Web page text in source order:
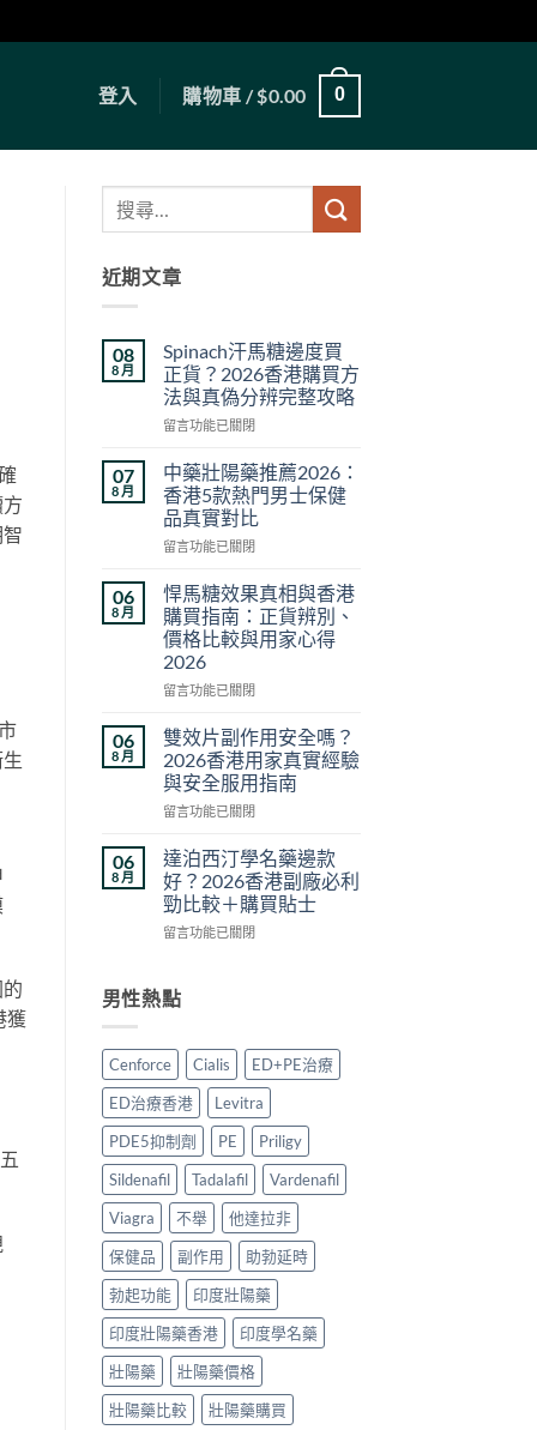
登入 購物車 /$0.00 0
獲
近期文章
08
8 月
Spinach汗馬糖邊度買
正貨？2026香港購買方
法與真偽分辨完整攻略
在
汗
馬
糖
邊
度
正
貨？
2026
香
港
購
方
法
與
真
偽
辨
完
整
攻
略〉
留言功能已關閉
07
8 月
中藥壯陽藥推薦2026：
香港5款熱門男士保健
品真實對比
在
藥
壯
陽
藥
推
薦
香
港
5
款
熱
男
士
保
健
品
對
比〉
留言功能已關閉
06
8 月
悍馬糖效果真相與香港
購買指南：正貨辨別、
價格比較與用家心得
2026
在
馬
糖
效
果
真
與
香
港
購
買
正
別、
價
格
比
較
與
用
家
得
2026〉
中
留言功能已關閉
06
8 月
雙效片副作用安全嗎？
2026香港用家真實經驗
與安全服用指南
在
效
片
副
作
用
嗎？
2026
港
用
家
真
實
經
驗
與
全
用
指
南〉
中
留言功能已關閉
06
8 月
達泊西汀學名藥邊款
好？2026香港副廠必利
勁比較＋購買貼士
在
西
汀
名
藥
邊
款
好？
2026
香
港
廠
利
勁
比
較
＋
買
貼
留言功能已關閉
男性熱點
Cenforce Cialis
ED+PE治療
ED治療香港
Levitra
PDE5抑制劑
PE
Priligy
Sildenafil
Tadalafil
Vardenafil
Viagra
不舉
他達拉非
保健品
副作用
助勃延時
勃起功能
印度壯陽藥
印度壯陽藥香港
印度學名藥
壯陽藥
壯陽藥價格
壯陽藥比較
壯陽藥購買